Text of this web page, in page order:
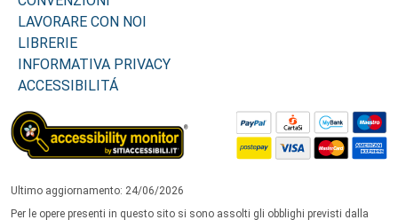
LAVORARE CON NOI
LIBRERIE
INFORMATIVA PRIVACY
ACCESSIBILITÁ
Ultimo aggiornamento: 24/06/2026
Per le opere presenti in questo sito si sono assolti gli obblighi previsti dalla